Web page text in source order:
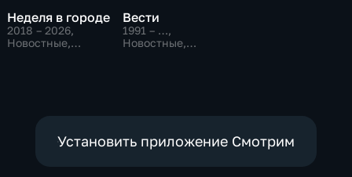
Неделя в городе
2018 – 2026,
Новостные,
Вести
1991 – …,
Новостные,
Установить приложение Смотрим